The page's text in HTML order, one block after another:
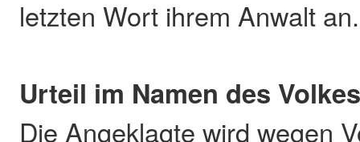
letzten Wort ihrem Anwalt an.
Urteil im Namen des
Die Angeklagte wird wegen